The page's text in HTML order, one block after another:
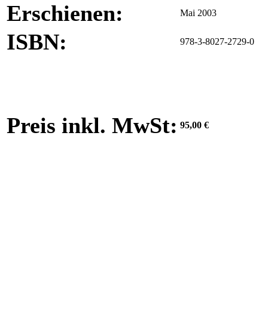
Erschienen: Mai 2003
ISBN: 978-3-8027-2729-0
Preis inkl. MwSt: 95,00 €